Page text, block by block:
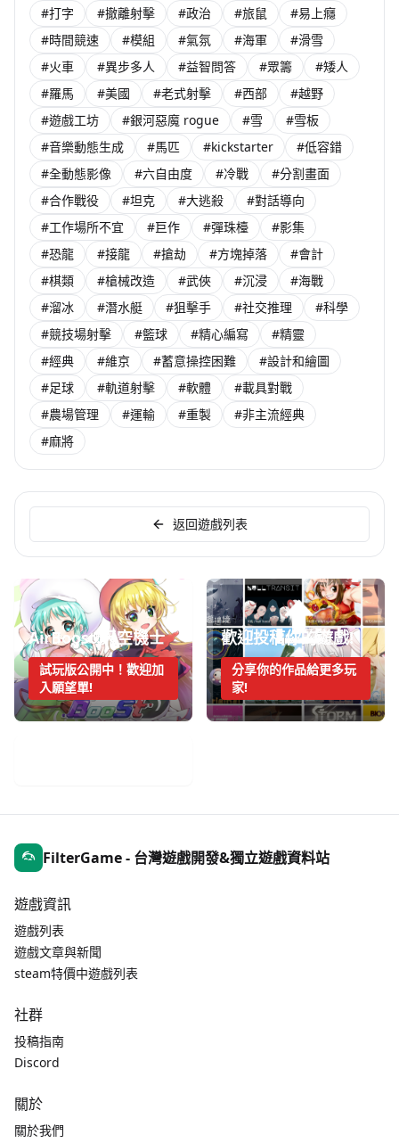
#打字
#撤離射擊 #政治 #旅鼠
#易上癮
#時間競速
#模組 #氣氛 #海軍
#滑雪
#火車
#異步多人 #益智問答 #眾籌
#矮人
#羅馬
#美國 #老式射擊 #西部
#越野
#遊戲工坊
#銀河惡魔 rogue #雪
#雪板
#音樂動態生成
#馬匹 #kickstarter
#低容錯
#全動態影像
#六自由度 #冷戰
#分割畫面
#合作戰役
#坦克 #大逃殺
#對話導向
#工作場所不宜
#巨作 #彈珠檯
#影集
#恐龍
#接龍 #搶劫 #方塊掉落
#會計
#棋類
#槍械改造 #武俠 #沉浸
#海戰
#溜冰
#潛水艇 #狙擊手 #社交推理
#科學
#競技場射擊
#籃球 #精心編寫
#精靈
#經典
#維京 #蓄意操控困難
#設計和繪圖
#足球
#軌道射擊 #軟體
#載具對戰
#農場管理
#運輸 #重製
#非主流經典
#麻將
返回遊戲列表
AirBoost:天空機士
試玩版公開中！歡迎加
入願望單!
歡迎投稿你的遊戲!
分享你的作品給更多玩
家!
FilterGame - 台灣遊戲開發&獨立遊戲資料站
遊戲資訊
遊戲列表
遊戲文章與新聞
steam特價中遊戲列表
社群
投稿指南
Discord
關於
關於我們